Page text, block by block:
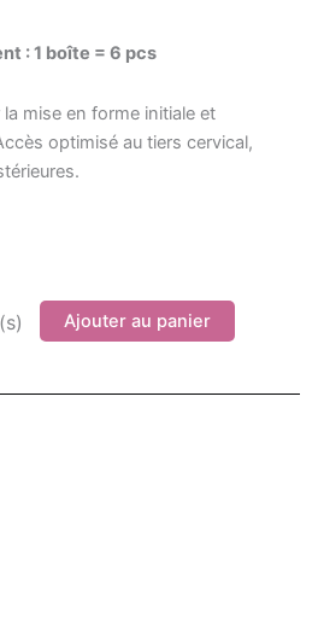
: 1 boîte = 6 pcs
mise en forme initiale et
optimisé au tiers cervical,
Ajouter au panier